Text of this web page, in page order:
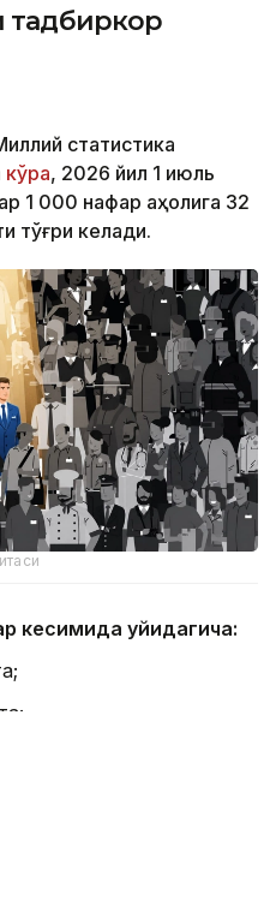
тадбиркор
статистика
кўра, 2026 йил 1 июль
1 000 нафар аҳолига 32
тўғри келади.
кесимида қуйидагича: